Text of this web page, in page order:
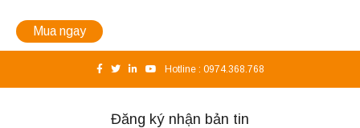
Mua ngay
Hotline : 0974.368.768
Đăng ký nhận bản tin